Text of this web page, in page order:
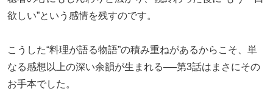
欲しい”という感情を残すのです。
こうした“料理が語る物語”の積み重ねがあるからこそ、単
なる感想以上の深い余韻が生まれる──第3話はまさにその
お手本でした。